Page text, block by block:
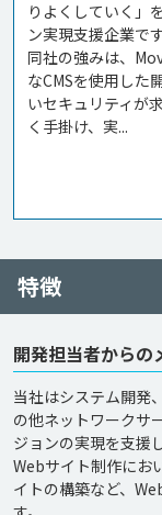
りよくしていく」
ン実現支援企業です
同社の強みは、
なCMSを使用した
いセキュリティが
く手掛け、実...
特徴
開発担当者からの
当社はシステム開発
の他ネットワークサ
ジョンの実現を支援
Webサイト制作にお
イトの構築など、